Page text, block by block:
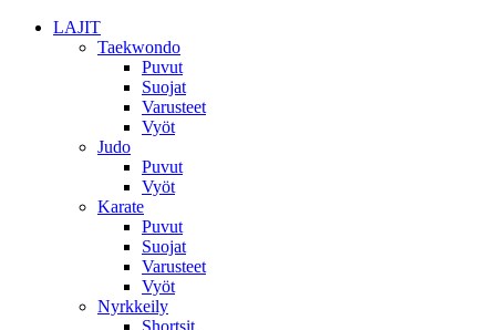
LAJIT
Taekwondo
Puvut
Suojat
Varusteet
Vyöt
Judo
Puvut
Vyöt
Karate
Puvut
Suojat
Varusteet
Vyöt
Nyrkkeily
Shortsit